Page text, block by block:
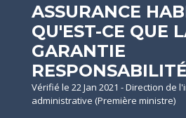
ASSURANCE
QU'EST-CE QUE
GARANTIE
Vérifié le 22 Jan 2021 - Direction de
administrative (Première ministre)